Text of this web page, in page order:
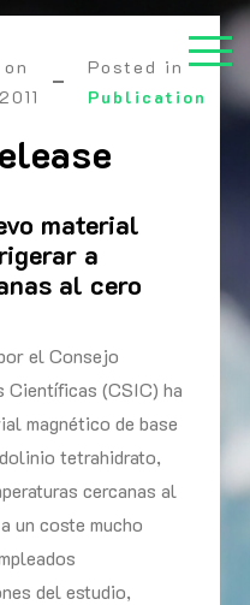
Posted in
Publication
material
a
al cero
el Consejo
Científicas (CSIC) ha
magnético de base
tetrahidrato,
cercanas al
un coste mucho
del estudio,